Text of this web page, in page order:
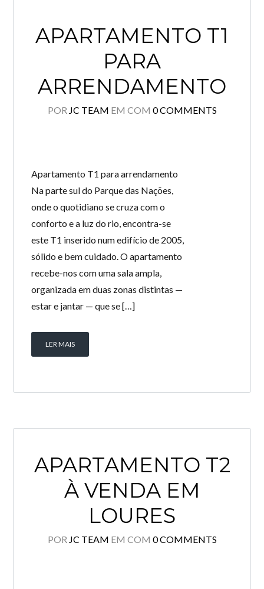
APARTAMENTO T1
PARA
ARRENDAMENTO
POR JC TEAM EM COM 0 COMMENTS
Apartamento T1 para arrendamento
Na parte sul do Parque das Nações,
onde o quotidiano se cruza com o
conforto e a luz do rio, encontra-se
este T1 inserido num edifício de 2005,
sólido e bem cuidado. O apartamento
recebe-nos com uma sala ampla,
organizada em duas zonas distintas —
estar e jantar — que se […]
LER MAIS
APARTAMENTO T2
À VENDA EM
LOURES
POR JC TEAM EM COM 0 COMMENTS